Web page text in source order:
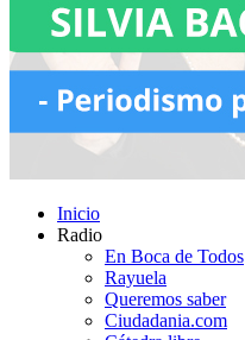
Inicio
Radio
En Boca de Todos
Rayuela
Queremos saber
Ciudadania.com